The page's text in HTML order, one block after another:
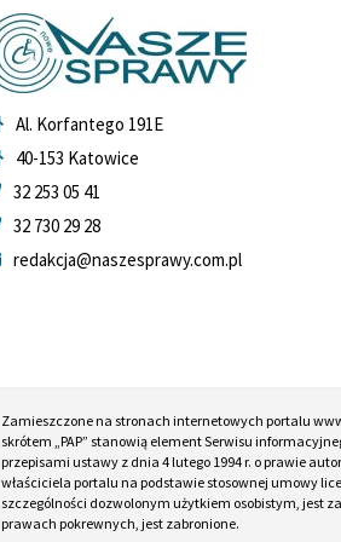
Al. Korfantego 191E
40-153 Katowice
32 253 05 41
32 730 29 28
redakcja@naszesprawy.com.pl
Zamieszczone na stronach internetowych portalu
skrótem „PAP” stanowią element Serwisu
przepisami ustawy z dnia 4 lutego 1994 r. o prawie
właściciela portalu na podstawie stosownej umowy
szczególności dozwolonym użytkiem osobistym, jest
prawach pokrewnych, jest zabronione.